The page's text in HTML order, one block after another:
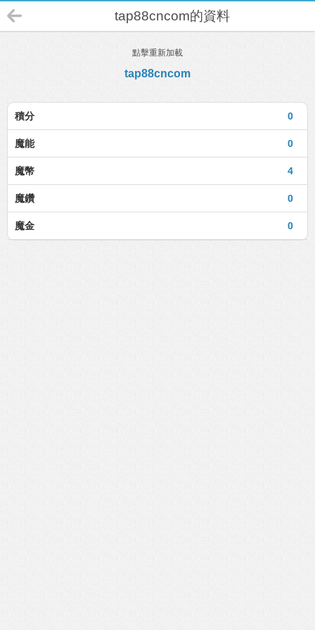
tap88cncom的資料
點擊重新加載
tap88cncom
0
積分
0
魔能
4
魔幣
0
魔鑽
0
魔金